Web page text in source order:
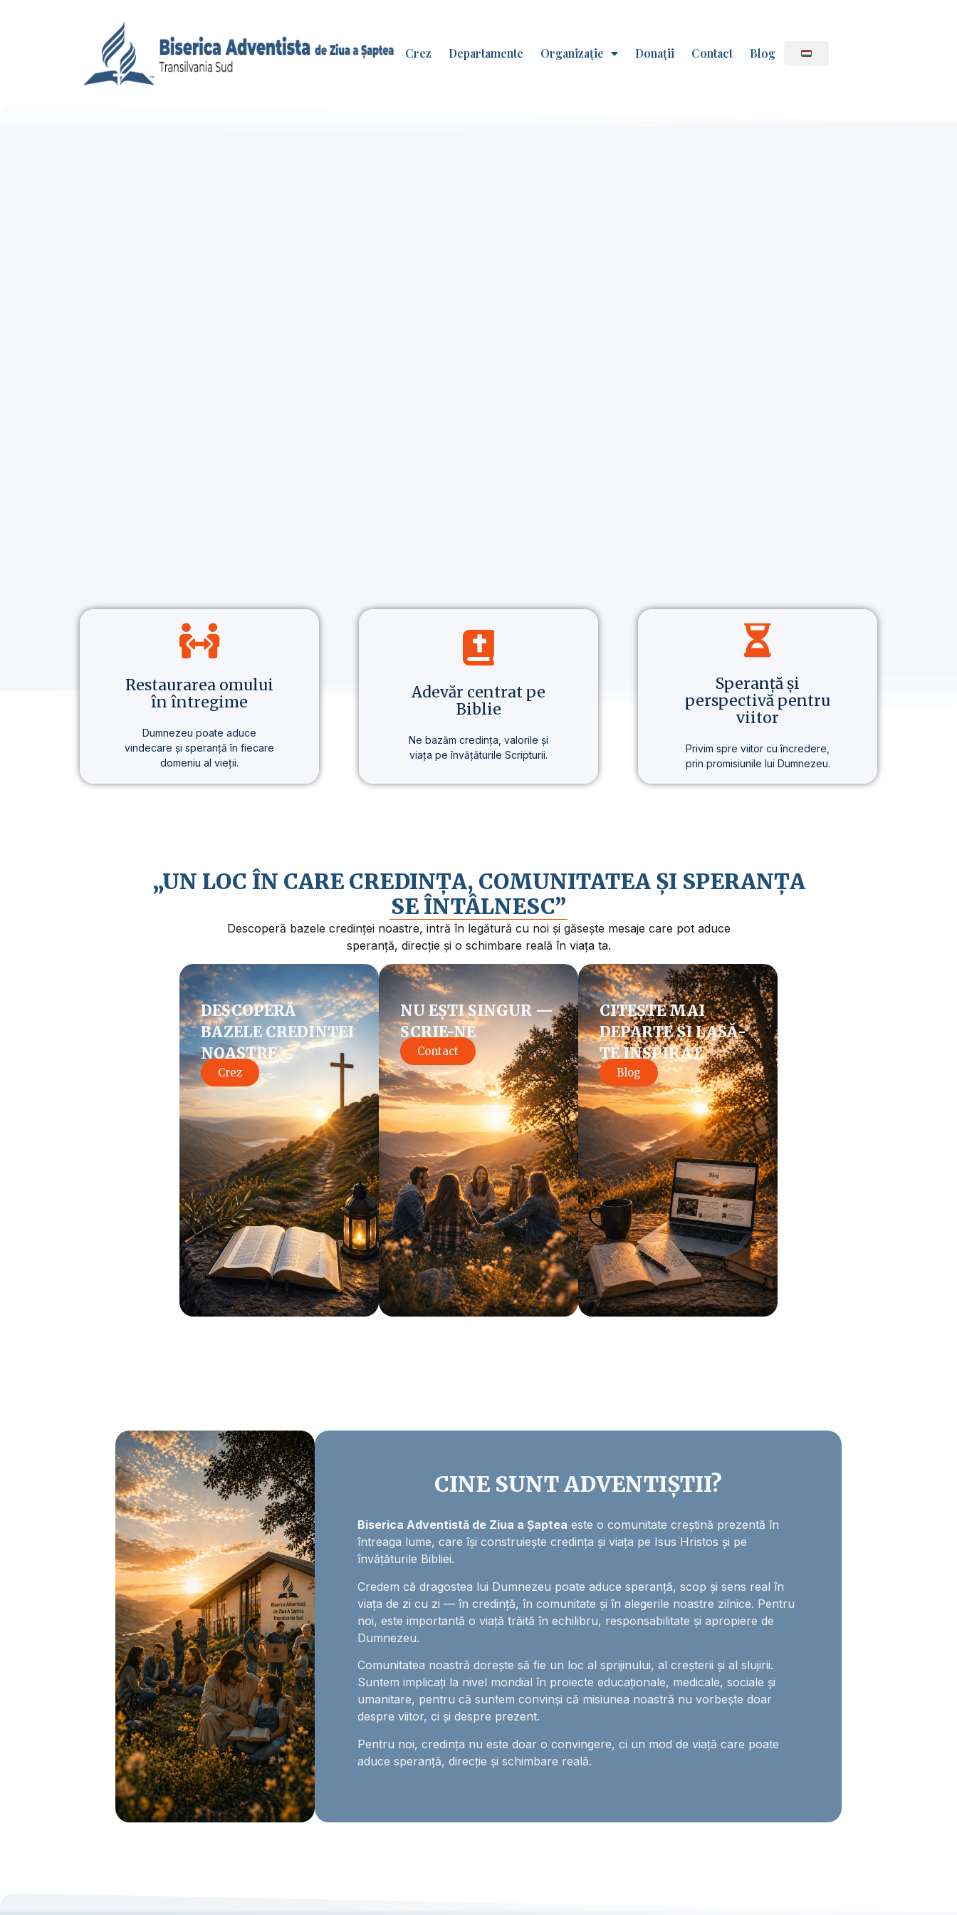
Crez Departamente Organizație Donații Contact Blog
Restaurarea omului
în întregime
Dumnezeu poate aduce
vindecare și speranță în fiecare
domeniu al vieții.
vieții.
Adevăr centrat pe
Biblie
Ne bazăm credința, valorile și
viața pe învățăturile Scripturii.
Speranță și
perspectivă pentru
viitor
Privim spre viitor cu încredere,
prin promisiunile lui Dumnezeu.
„UN LOC ÎN CARE CREDINȚA, COMUNITATEA ȘI SPERANȚA
SE ÎNTÂLNESC”
Descoperă bazele credinței noastre, intră în legătură cu noi și găsește mesaje care pot aduce
speranță, direcție și o schimbare reală în viața ta.
DESCOPERĂ
BAZELE CREDINȚEI
NOASTRE
Crez
NU EȘTI SINGUR —
SCRIE-NE
Contact
CITEȘTE MAI
DEPARTE ȘI LASĂ-
TE INSPIRAT
Blog
CINE SUNT ADVENTIȘTII?
Biserica Adventistă de Ziua a Șaptea este o comunitate creștină prezentă în
întreaga lume, care își construiește credința și viața pe Isus Hristos și pe
învățăturile Bibliei.
Credem că dragostea lui Dumnezeu poate aduce speranță, scop și sens real în
viața de zi cu zi — în credință, în comunitate și în alegerile noastre zilnice. Pentru
noi, este importantă o viață trăită în echilibru, responsabilitate și apropiere de
Dumnezeu.
Comunitatea noastră dorește să fie un loc al sprijinului, al creșterii și al slujirii.
Suntem implicați la nivel mondial în proiecte educaționale, medicale, sociale și
umanitare, pentru că suntem convinși că misiunea noastră nu vorbește doar
despre viitor, ci și despre prezent.
Pentru noi, credința nu este doar o convingere, ci un mod de viață care poate
aduce speranță, direcție și schimbare reală.